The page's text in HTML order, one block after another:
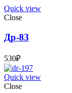
Quick view
Close
Др-83
530₽
Quick view
Close